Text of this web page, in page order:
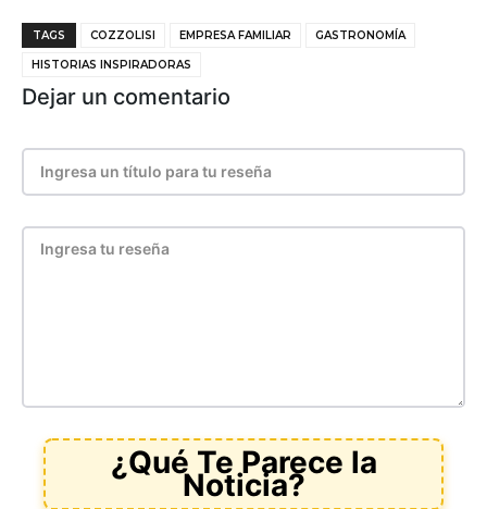
TAGS COZZOLISI EMPRESA FAMILIAR GASTRONOMÍA
HISTORIAS INSPIRADORAS
Dejar un comentario